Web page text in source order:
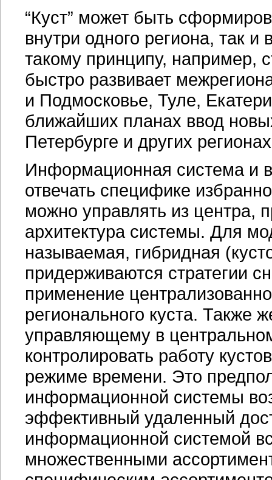
“Куст” может быть
внутри одного региона, так
такому принципу, например,
быстро развивает
и Подмосковье, Туле,
ближайших планах ввод
Петербурге и других
Информационная система и
отвечать специфике
можно управлять из центра,
архитектура системы. Для
называемая, гибридная
придерживаются стратегии
применение
регионального куста. Также
управляющему в
контролировать работу
режиме времени. Это
информационной системы
эффективный удаленный
информационной системой
множественными